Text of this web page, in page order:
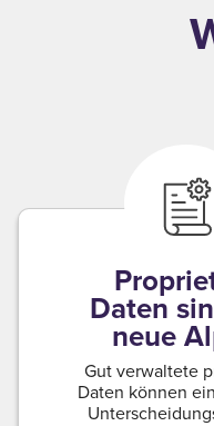
Daten
neue
Gut verwaltete
Daten können